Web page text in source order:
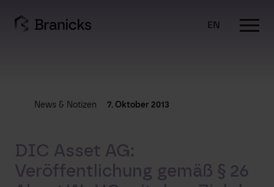
content
EN
News & Notizen 7. Oktober 2013
DIC Asset AG:
Veröffentlichung gemäß § 26